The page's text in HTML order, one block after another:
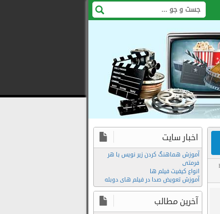
Download
Film
The
اخبار سایت
آموزش هماهنگ کردن زیر نویس با هر
فرمتی
انواع کیفیت فیلم ها
آموزش تعویض صدا در فیلم های دوبله
آخرین مطالب